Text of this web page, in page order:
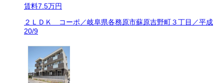
賃料7.5万円
２ＬＤＫ コーポ／岐阜県各務原市蘇原吉野町３丁目／平成
20/9